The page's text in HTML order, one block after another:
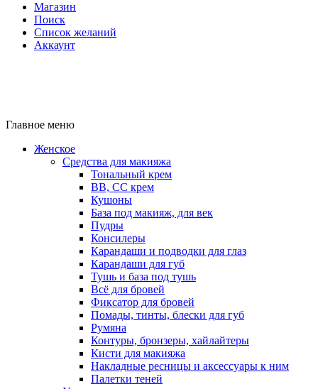
Магазин
Поиск
Список желаний
Аккаунт
Главное меню
Женское
Средства для макияжа
Тональный крем
BB, CC крем
Кушоны
База под макияж, для век
Пудры
Консилеры
Карандаши и подводки для глаз
Карандаши для губ
Тушь и база под тушь
Всё для бровей
Фиксатор для бровей
Помады, тинты, блески для губ
Румяна
Контуры, бронзеры, хайлайтеры
Кисти для макияжа
Накладные ресницы и аксессуары к ним
Палетки теней